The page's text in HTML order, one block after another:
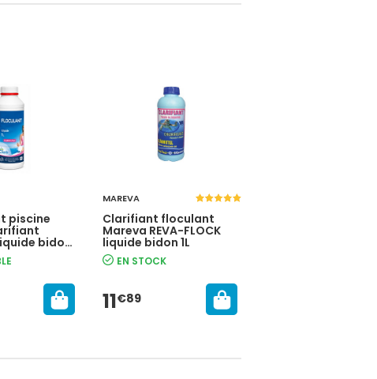
piscine
bidon
MAREVA
Clarifiant floculant
Mareva REVA-FLOCK
liquide bidon 1L
EN STOCK
11€89